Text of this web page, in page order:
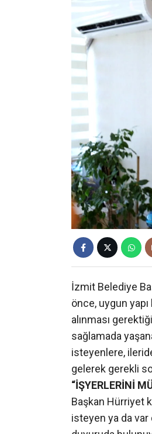
İzmit Belediye
önce, uygun
alınması
sağlamada
isteyenlere,
gelerek gerekli
“İŞYERLERİNİ
Başkan Hürriyet
isteyen ya da